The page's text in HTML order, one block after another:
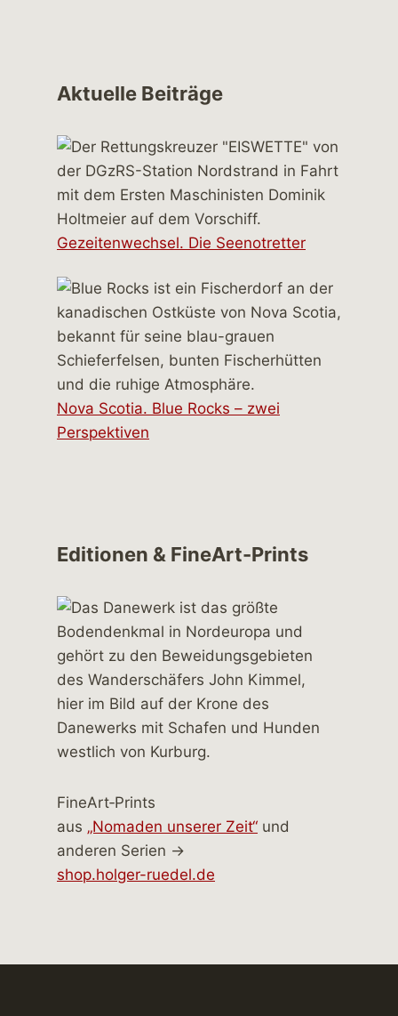
Aktuelle Beiträge
Gezeitenwechsel. Die Seenotretter
Nova Scotia. Blue Rocks – zwei
Perspektiven
Editionen & FineArt-Prints
FineArt‑Prints
aus „Nomaden unserer Zeit“ und
anderen Serien →
shop.holger-ruedel.de